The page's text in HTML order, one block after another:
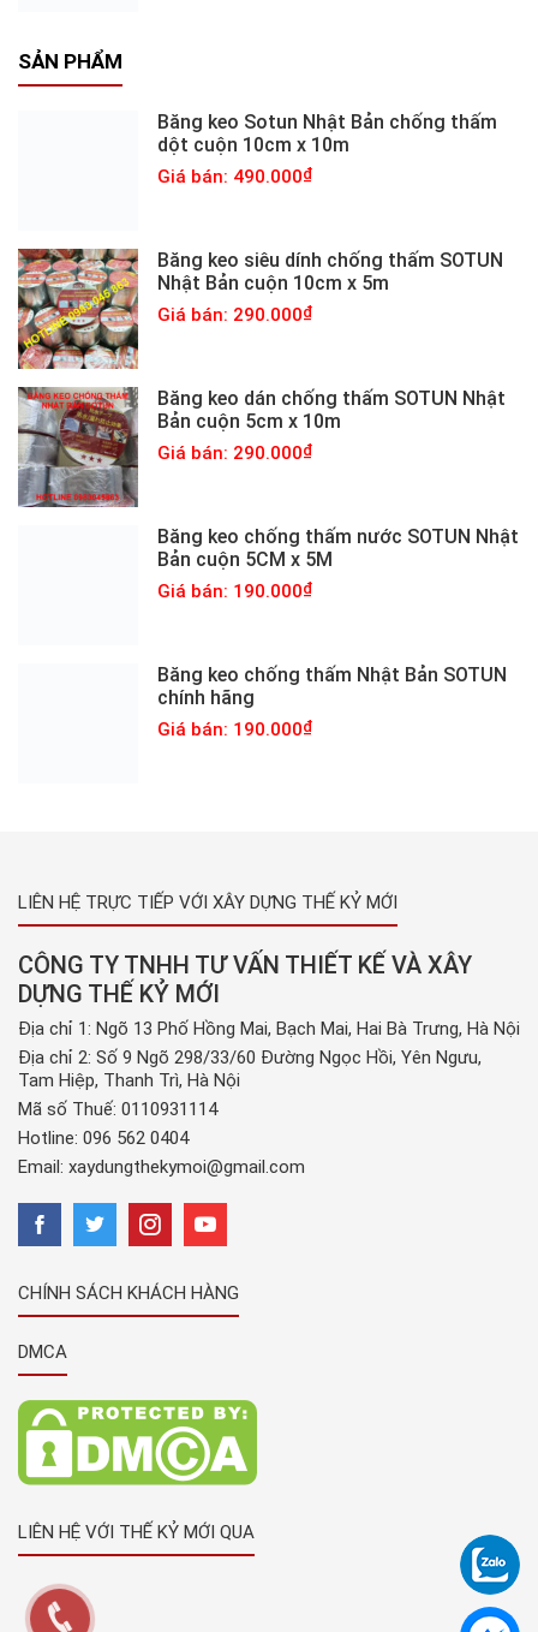
SẢN PHẨM
Băng keo Sotun Nhật Bản chống thấm
dột cuộn 10cm x 10m
Giá bán: 490.000
Băng keo siêu dính chống thấm SOTUN
Nhật Bản cuộn 10cm x 5m
Giá bán: 290.000
Băng keo dán chống thấm SOTUN Nhật
Bản cuộn 5cm x 10m
Giá bán: 290.000
Băng keo chống thấm nước SOTUN Nhật
Bản cuộn 5CM x 5M
Giá bán: 190.000
Băng keo chống thấm Nhật Bản SOTUN
chính hãng
Giá bán: 190.000
LIÊN HỆ TRỰC TIẾP VỚI XÂY DỰNG THẾ KỶ MỚI
CÔNG TY TNHH TƯ VẤN THIẾT KẾ VÀ XÂY
DỰNG THẾ KỶ MỚI
Địa chỉ 1: Ngõ 13 Phố Hồng Mai, Bạch Mai, Hai Bà Trưng, Hà Nội
Địa chỉ 2: Số 9 Ngõ 298/33/60 Đường Ngọc Hồi, Yên Ngưu,
Tam Hiệp, Thanh Trì, Hà Nội
Mã số Thuế: 0110931114
Hotline: 096 562 0404
Email: xaydungthekymoi@gmail.com
CHÍNH SÁCH KHÁCH HÀNG
DMCA
LIÊN HỆ VỚI THẾ KỶ MỚI QUA